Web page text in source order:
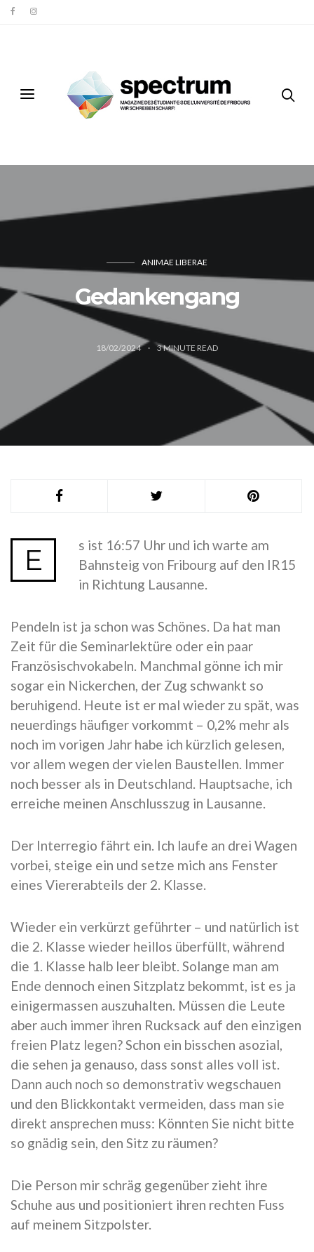
ANIMAE LIBERAE
Gedankengang
18/02/2024 3MINUTE READ
E
s ist 16:57 Uhr und ich warte am
Bahnsteig von Fribourg auf den IR15
in Richtung Lausanne.
Pendeln ist ja schon was Schönes. Da hat man
Zeit für die Seminarlektüre oder ein paar
Französischvokabeln. Manchmal gönne ich mir
sogar ein Nickerchen, der Zug schwankt so
beruhigend. Heute ist er mal wieder zu spät, was
neuerdings häufiger vorkommt – 0,2% mehr als
noch im vorigen Jahr habe ich kürzlich gelesen,
vor allem wegen der vielen Baustellen. Immer
noch besser als in Deutschland. Hauptsache, ich
erreiche meinen Anschlusszug in Lausanne.
Der Interregio fährt ein. Ich laufe an drei Wagen
vorbei, steige ein und setze mich ans Fenster
eines Viererabteils der 2. Klasse.
Wieder ein verkürzt geführter – und natürlich ist
die 2. Klasse wieder heillos überfüllt, während
die 1. Klasse halb leer bleibt. Solange man am
Ende dennoch einen Sitzplatz bekommt, ist es ja
einigermassen auszuhalten. Müssen die Leute
aber auch immer ihren Rucksack auf den einzigen
freien Platz legen? Schon ein bisschen asozial,
die sehen ja genauso, dass sonst alles voll ist.
Dann auch noch so demonstrativ wegschauen
und den Blickkontakt vermeiden, dass man sie
direkt ansprechen muss: Könnten Sie nicht bitte
so gnädig sein, den Sitz zu räumen?
Die Person mir schräg gegenüber zieht ihre
Schuhe aus und positioniert ihren rechten Fuss
auf meinem Sitzpolster.